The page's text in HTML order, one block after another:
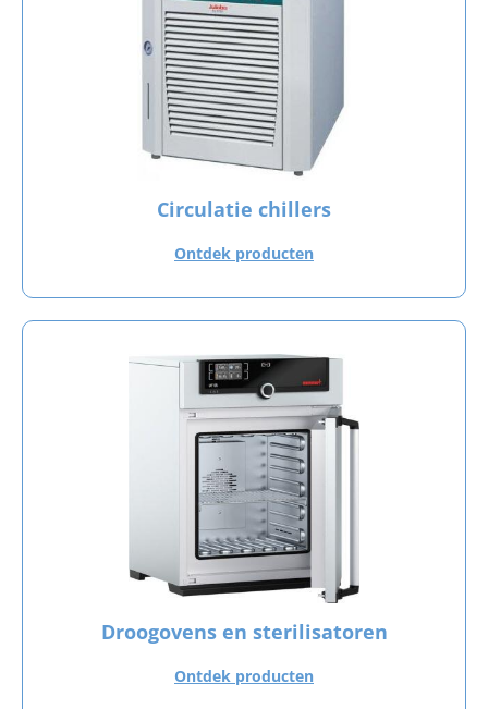
Circulatie chillers
Ontdek producten
Droogovens en sterilisatoren
Ontdek producten